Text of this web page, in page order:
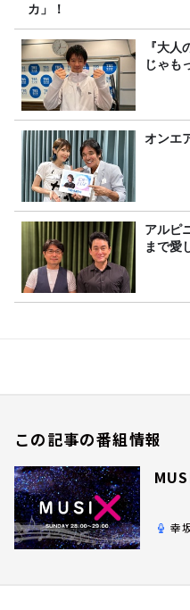
カ」！
『大
じゃも
オンエ
アルピ
まで愛
この記事の番組情報
幸